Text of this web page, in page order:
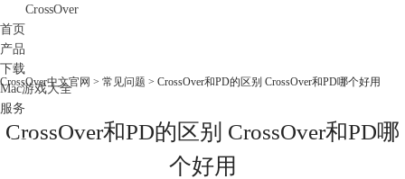
CrossOver
首页
产品
下载
Mac游戏大全
服务
购买
CrossOver中文官网 > 常见问题 > CrossOver和PD的区别 CrossOver和PD哪个好用
CrossOver和PD的区别 CrossOver和PD哪
个好用